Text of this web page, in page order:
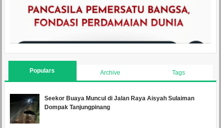
Populars Archive Tags
Seekor Buaya Muncul di Jalan Raya Aisyah Sulaiman
Dompak Tanjungpinang